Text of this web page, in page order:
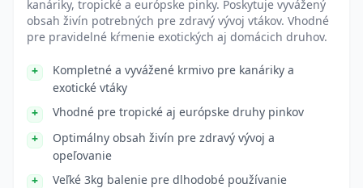
kanáriky, tropické a európske pinky. Poskytuje vyvážený
obsah živín potrebných pre zdravý vývoj vtákov. Vhodné
pre pravidelné kŕmenie exotických aj domácich druhov.
Kompletné a vyvážené krmivo pre kanáriky a
exotické vtáky
Vhodné pre tropické aj európske druhy pinkov
Optimálny obsah živín pre zdravý vývoj a
opeľovanie
Veľké 3kg balenie pre dlhodobé používanie